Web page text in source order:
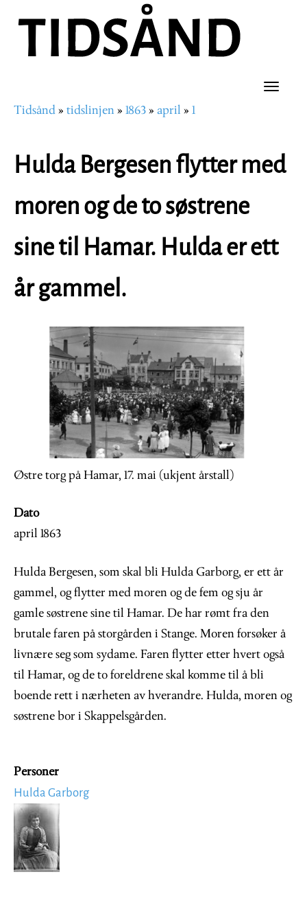
hovedinnhold
Toggle
Navigasjonssti
Tidsånd tidslinjen 1863 april 1
Hulda Bergesen flytter med
moren og de to søstrene
sine til Hamar. Hulda er ett
år gammel.
Østre torg på Hamar, 17. mai (ukjent årstall)
Dato
april 1863
Hulda Bergesen, som skal bli Hulda Garborg, er ett år
gammel, og flytter med moren og de fem og sju år
gamle søstrene sine til Hamar. De har rømt fra den
brutale faren på storgården i Stange. Moren forsøker å
livnære seg som sydame. Faren flytter etter hvert også
til Hamar, og de to foreldrene skal komme til å bli
boende rett i nærheten av hverandre. Hulda, moren og
søstrene bor i Skappelsgården.
Personer
Hulda Garborg
Image